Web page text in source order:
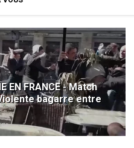
EN FRANCE - Match
bagarre entre